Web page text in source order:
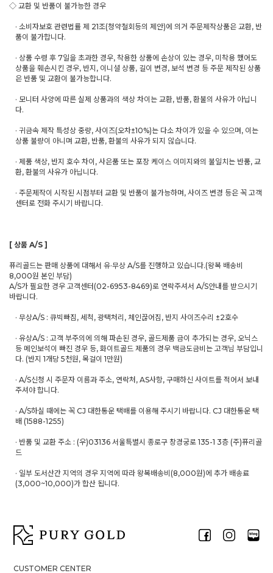
◇ 교환 및 반품이 불가능한 경우
· 소비자보호 관련법률 제 21조(청약철회등의 제안)에 의거 주문제작상품은 교환, 반
품이 불가합니다.
· 상품 수령 후 7일을 초과한 경우, 착용한 상품에 손상이 있는 경우, 미착용 했어도
상품을 훼손시킨 경우, 반지, 이니셜 상품, 길이 변경, 보석 변경 등 주문 제작된 상품
은 반품 및 교환이 불가능합니다.
· 모니터 사양에 따른 실제 상품과의 색상 차이는 교환, 반품, 환불의 사유가 아닙니
다.
· 귀금속 제작 특성상 중량, 사이즈(오차±10%)는 다소 차이가 있을 수 있으며, 이는
상품 불량이 아니며 교환, 반품, 환불의 사유가 되지 않습니다.
· 제품 색상, 반지 호수 차이, 사은품 또는 포장 케이스 이미지와의 불일치는 반품, 교
환, 환불의 사유가 아닙니다.
· 주문제작이 시작된 시점부터 교환 및 반품이 불가능하며, 사이즈 변경 등은 꼭 고객
센터로 전화 주시기 바랍니다.
[ 상품 A/S ]
퓨리골드는 판매 상품에 대해서 유·무상 A/S를 진행하고 있습니다.(왕복 배송비
8,000원 본인 부담)
A/S가 필요한 경우 고객센터(02-6953-8469)로 연락주셔서 A/S안내를 받으시기
바랍니다.
· 무상A/S : 큐빅빠짐, 세척, 광택처리, 체인끊어짐, 반지 사이즈수리 ±2호수
· 유상A/S : 고객 부주의에 의해 파손된 경우, 골드제품 금이 추가되는 경우, 오닉스
등 메인보석이 빠진 경우 등, 화이트골드 제품의 경우 백금도금비는 고객님 부담입니
다. (반지 1개당 5천원, 목걸이 1만원)
· A/S신청 시 주문자 이름과 주소, 연락처, AS사항, 구매하신 사이트를 적어서 보내
주셔야 합니다.
· A/S하실 때에는 꼭 CJ 대한통운 택배를 이용해 주시기 바랍니다. CJ 대한통운 택
배 (1588-1255)
· 반품 및 교환 주소 : (우)03136 서울특별시 종로구 창경궁로 135-1 3층 (주)퓨리골
드
· 일부 도서산간 지역의 경우 지역에 따라 왕복배송비(8,000원)에 추가 배송료
(3,000~10,000)가 합산 됩니다.
CUSTOMER CENTER